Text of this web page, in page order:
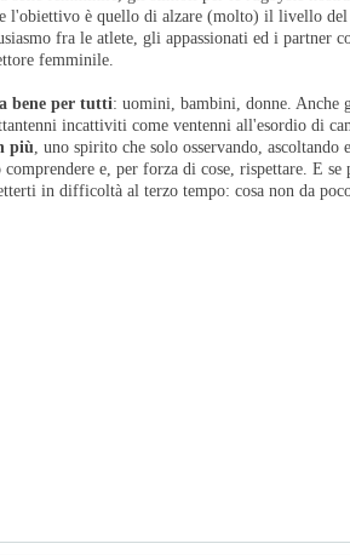
l'obiettivo è quello di alzare (molto) il livello
fra le atlete, gli appassionati ed i partner
femminile.
bene per tutti: uomini, bambini, donne. Anche
incattiviti come ventenni all'esordio di
più, uno spirito che solo osservando,
e, per forza di cose, rispettare. E
in difficoltà al terzo tempo: cosa non da